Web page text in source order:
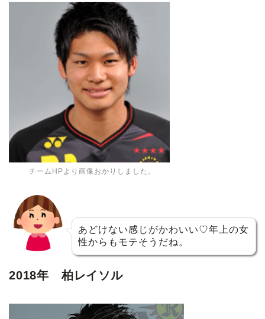
チームHPより画像おかりしました。
あどけない感じがかわいい♡年上の女
性からもモテそうだね。
2018年 柏レイソル